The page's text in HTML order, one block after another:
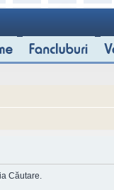
Căutare.